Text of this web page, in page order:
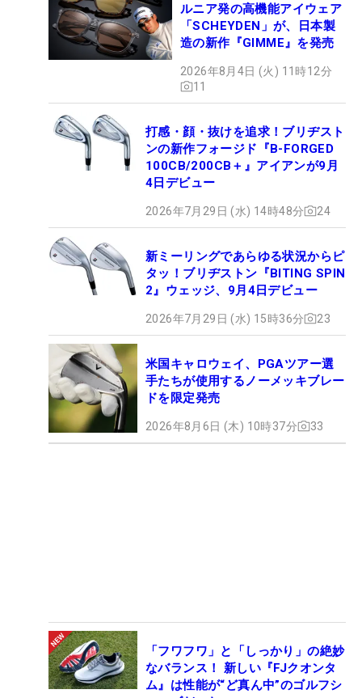
ルニア発の高機能アイウェア
「SCHEYDEN」が、日本製
造の新作『GIMME』を発売
2026年8月4日 (火) 11時12分
11
打感・顔・抜けを追求！ブリヂスト
ンの新作フォージド『B-FORGED
100CB/200CB＋』アイアンが9月
4日デビュー
2026年7月29日 (水) 14時48分 24
新ミーリングであらゆる状況からピ
タッ！ブリヂストン『BITING SPIN
2』ウェッジ、9月4日デビュー
2026年7月29日 (水) 15時36分 23
米国キャロウェイ、PGAツアー選
手たちが使用するノーメッキブレー
ドを限定発売
2026年8月6日 (木) 10時37分 33
「フワフワ」と「しっかり」の絶妙
なバランス！ 新しい『FJクオンタ
ム』は性能が“ど真ん中”のゴルフシ